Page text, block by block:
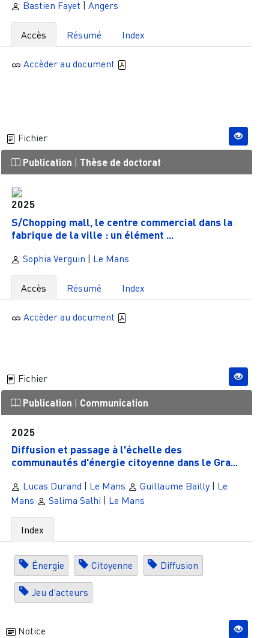
Bastien Fayet | Angers
Accès Résumé Index
Accèder au document
Fichier
Publication | Thèse de doctorat
2025
S/Chopping mall, le centre commercial dans la
fabrique de la ville : un élément ...
Sophia Verguin | Le Mans
Accès Résumé Index
Accèder au document
Fichier
Publication | Communication
2025
Diffusion et passage à l'échelle des
communautés d'énergie citoyenne dans le Gra...
Lucas Durand Le Mans Guillaume Bailly| Le
Mans
Salima Salhi Le Mans
Index
Énergie Citoyenne Diffusion
Jeu d'acteurs
Notice